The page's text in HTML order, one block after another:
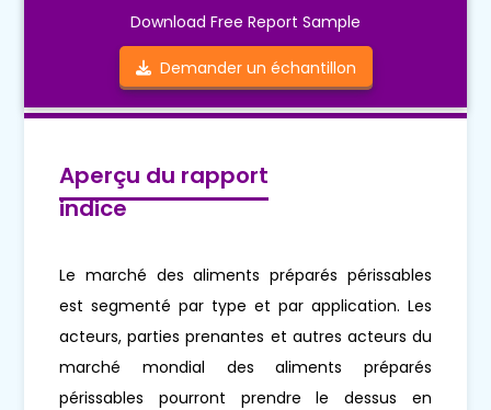
Download Free Report Sample
Demander un échantillon
Aperçu du rapport
indice
Le marché des aliments préparés périssables
est segmenté par type et par application. Les
acteurs, parties prenantes et autres acteurs du
marché mondial des aliments préparés
périssables pourront prendre le dessus en